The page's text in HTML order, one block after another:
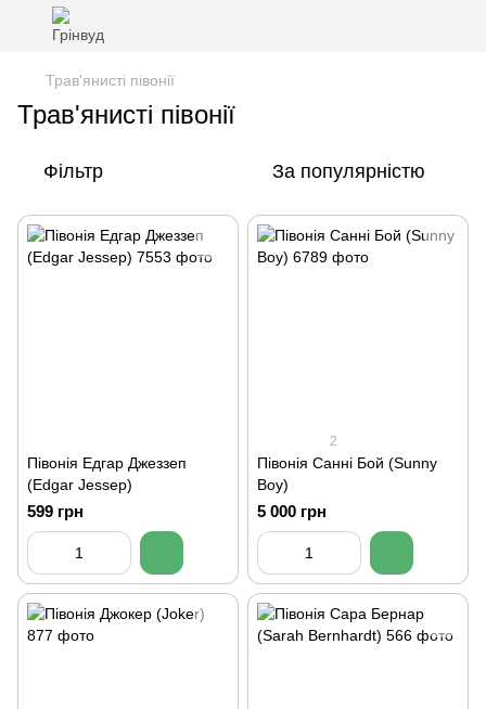
Трав'янисті півонії
Трав'янисті півонії
Фільтр За популярністю
Півонія Едгар Джеззеп
(Edgar Jessep)
599 грн
2
Півонія Санні Бой (Sunny
Boy)
5 000 грн